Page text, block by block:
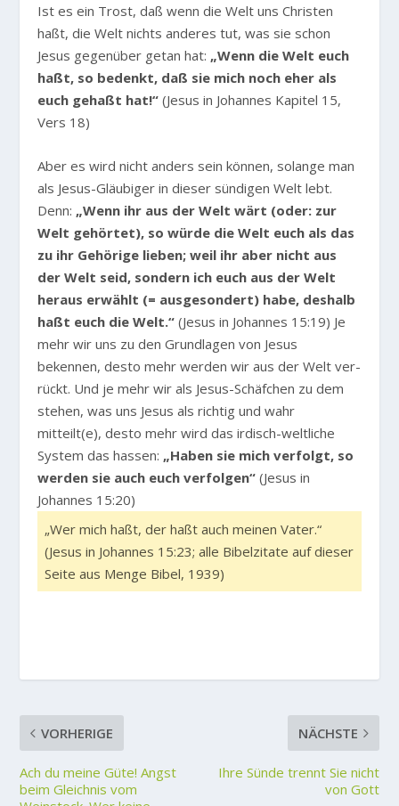
Ist es ein Trost, daß wenn die Welt uns Christen
haßt, die Welt nichts anderes tut, was sie schon
Jesus gegenüber getan hat: „Wenn die Welt euch
haßt, so bedenkt, daß sie mich noch eher als
euch gehaßt hat!“ (Jesus in Johannes Kapitel 15,
Vers 18)
Aber es wird nicht anders sein können, solange man
als Jesus-Gläubiger in dieser sündigen Welt lebt.
Denn: „Wenn ihr aus der Welt wärt (oder: zur
Welt gehörtet), so würde die Welt euch als das
zu ihr Gehörige lieben; weil ihr aber nicht aus
der Welt seid, sondern ich euch aus der Welt
heraus erwählt (= ausgesondert) habe, deshalb
haßt euch die Welt.“ (Jesus in Johannes 15:19) Je
mehr wir uns zu den Grundlagen von Jesus
bekennen, desto mehr werden wir aus der Welt ver-
rückt. Und je mehr wir als Jesus-Schäfchen zu dem
stehen, was uns Jesus als richtig und wahr
mitteilt(e), desto mehr wird das irdisch-weltliche
System das hassen: „Haben sie mich verfolgt, so
werden sie auch euch verfolgen“ (Jesus in
Johannes 15:20)
„Wer mich haßt, der haßt auch meinen Vater.“
(Jesus in Johannes 15:23; alle Bibelzitate auf dieser
Seite aus Menge Bibel, 1939)
VORHERIGE
Ach du meine Güte! Angst
beim Gleichnis vom
NÄCHSTE
Ihre Sünde trennt Sie nicht
von Gott